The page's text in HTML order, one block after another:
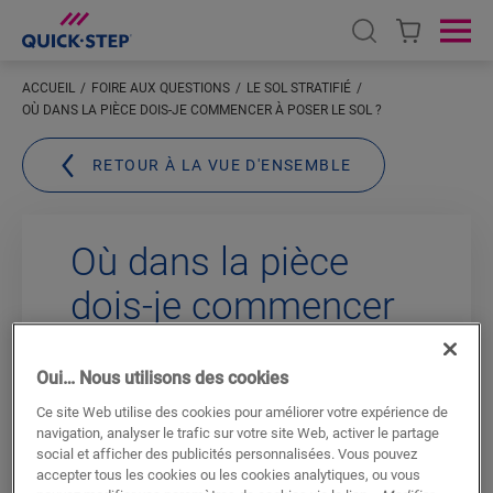
Open search
ACCUEIL FOIRE AUX QUESTIONS
LE SOL STRATIFIÉ
OÙ DANS LA PIÈCE DOIS-JE COMMENCER À POSER LE SOL ?
RETOUR À LA VUE D'ENSEMBLE
Où dans la pièce
dois-je commencer
Nous vous recommandons de commencer
à l’écart du mur où vous poserez votre
première lame en pleine largeur.
Oui… Nous utilisons des cookies
Ce site Web utilise des cookies pour améliorer votre expérience de
navigation, analyser le trafic sur votre site Web, activer le partage
social et afficher des publicités personnalisées. Vous pouvez
accepter tous les cookies ou les cookies analytiques, ou vous